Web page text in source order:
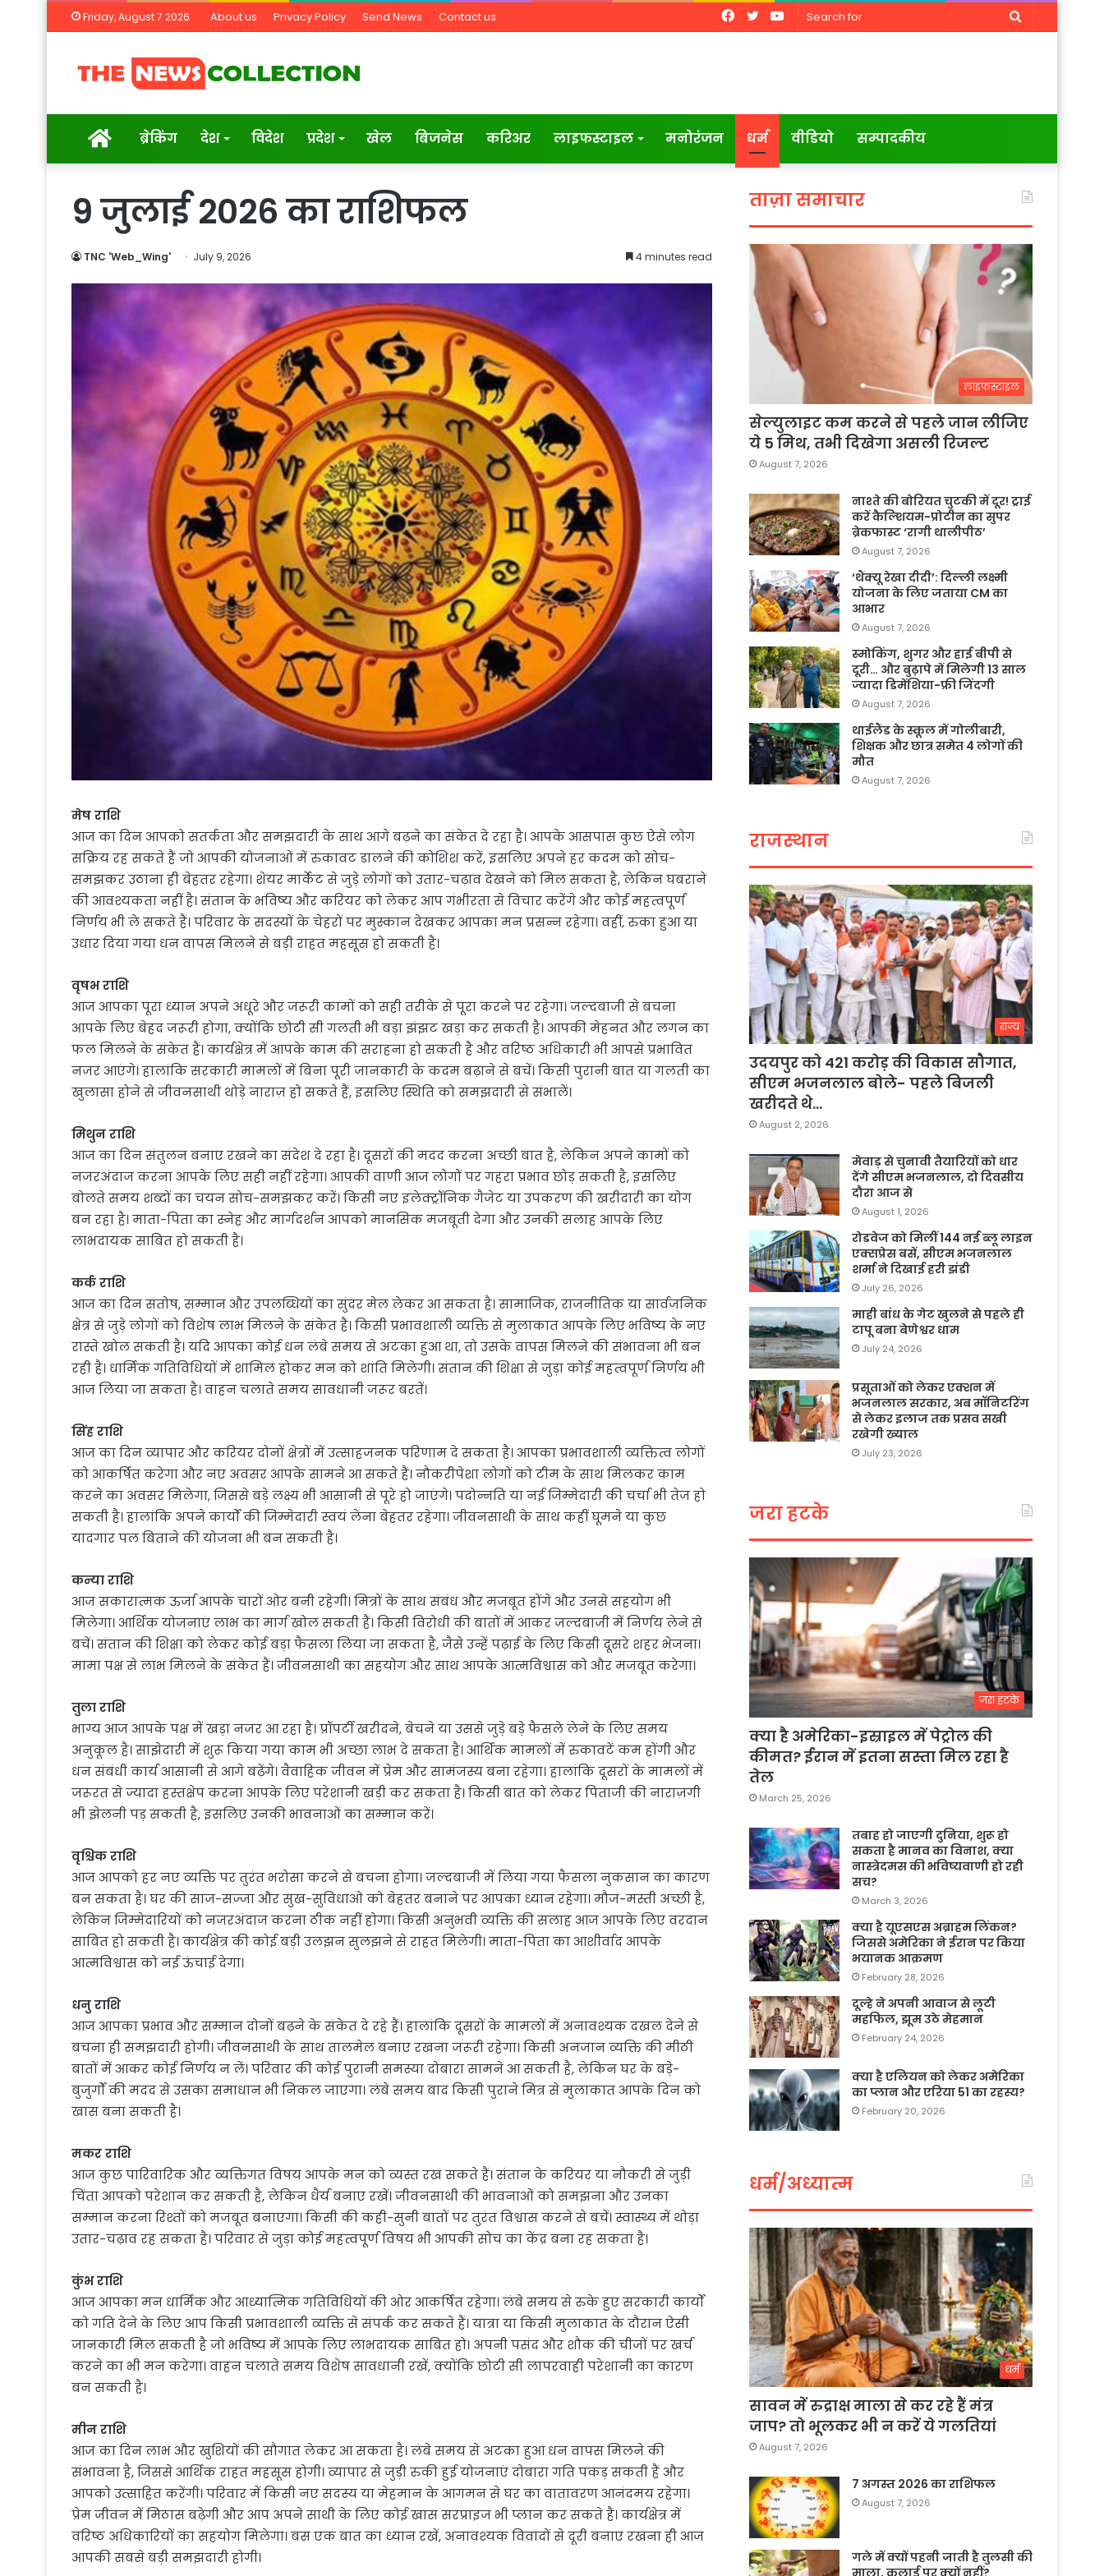
Friday, August 7 2026 About us Privacy Policy Send News Contact us
Search
YouTube
Twitter
Facebook
Homeब्रेकिंग देश विदेश प्रदेश खेल बिजनेस करिअर लाइफस्टाइल मनोरंजन धर्म वीडियो सम्पादकीय
9 जुलाई 2026 का राशिफल
TNC 'Web_Wing' July 9, 2026 4 minutes read
मेष राशि
आज का दिन आपको सतर्कता और समझदारी के साथ आगे बढ़ने का संकेत दे रहा है। आपके आसपास कुछ ऐसे लोग
सक्रिय रह सकते हैं जो आपकी योजनाओं में रुकावट डालने की कोशिश करें, इसलिए अपने हर कदम को सोच-
समझकर उठाना ही बेहतर रहेगा। शेयर मार्केट से जुड़े लोगों को उतार-चढ़ाव देखने को मिल सकता है, लेकिन घबराने
की आवश्यकता नहीं है। संतान के भविष्य और करियर को लेकर आप गंभीरता से विचार करेंगे और कोई महत्वपूर्ण
निर्णय भी ले सकते हैं। परिवार के सदस्यों के चेहरों पर मुस्कान देखकर आपका मन प्रसन्न रहेगा। वहीं, रुका हुआ या
उधार दिया गया धन वापस मिलने से बड़ी राहत महसूस हो सकती है।
वृषभ राशि
आज आपका पूरा ध्यान अपने अधूरे और जरूरी कामों को सही तरीके से पूरा करने पर रहेगा। जल्दबाजी से बचना
आपके लिए बेहद जरूरी होगा, क्योंकि छोटी सी गलती भी बड़ा झंझट खड़ा कर सकती है। आपकी मेहनत और लगन का
फल मिलने के संकेत हैं। कार्यक्षेत्र में आपके काम की सराहना हो सकती है और वरिष्ठ अधिकारी भी आपसे प्रभावित
नजर आएंगे। हालांकि सरकारी मामलों में बिना पूरी जानकारी के कदम बढ़ाने से बचें। किसी पुरानी बात या गलती का
खुलासा होने से जीवनसाथी थोड़े नाराज़ हो सकते हैं, इसलिए स्थिति को समझदारी से संभालें।
मिथुन राशि
आज का दिन संतुलन बनाए रखने का संदेश दे रहा है। दूसरों की मदद करना अच्छी बात है, लेकिन अपने कामों को
नजरअंदाज करना आपके लिए सही नहीं रहेगा। आपकी वाणी आज लोगों पर गहरा प्रभाव छोड़ सकती है, इसलिए
बोलते समय शब्दों का चयन सोच-समझकर करें। किसी नए इलेक्ट्रॉनिक गैजेट या उपकरण की खरीदारी का योग
बन रहा है। माता-पिता का स्नेह और मार्गदर्शन आपको मानसिक मजबूती देगा और उनकी सलाह आपके लिए
लाभदायक साबित हो सकती है।
कर्क राशि
आज का दिन संतोष, सम्मान और उपलब्धियों का सुंदर मेल लेकर आ सकता है। सामाजिक, राजनीतिक या सार्वजनिक
क्षेत्र से जुड़े लोगों को विशेष लाभ मिलने के संकेत हैं। किसी प्रभावशाली व्यक्ति से मुलाकात आपके लिए भविष्य के नए
रास्ते खोल सकती है। यदि आपका कोई धन लंबे समय से अटका हुआ था, तो उसके वापस मिलने की संभावना भी बन
रही है। धार्मिक गतिविधियों में शामिल होकर मन को शांति मिलेगी। संतान की शिक्षा से जुड़ा कोई महत्वपूर्ण निर्णय भी
आज लिया जा सकता है। वाहन चलाते समय सावधानी जरूर बरतें।
सिंह राशि
आज का दिन व्यापार और करियर दोनों क्षेत्रों में उत्साहजनक परिणाम दे सकता है। आपका प्रभावशाली व्यक्तित्व लोगों
को आकर्षित करेगा और नए अवसर आपके सामने आ सकते हैं। नौकरीपेशा लोगों को टीम के साथ मिलकर काम
करने का अवसर मिलेगा, जिससे बड़े लक्ष्य भी आसानी से पूरे हो जाएंगे। पदोन्नति या नई जिम्मेदारी की चर्चा भी तेज हो
सकती है। हालांकि अपने कार्यों की जिम्मेदारी स्वयं लेना बेहतर रहेगा। जीवनसाथी के साथ कहीं घूमने या कुछ
यादगार पल बिताने की योजना भी बन सकती है।
कन्या राशि
आज सकारात्मक ऊर्जा आपके चारों ओर बनी रहेगी। मित्रों के साथ संबंध और मजबूत होंगे और उनसे सहयोग भी
मिलेगा। आर्थिक योजनाएं लाभ का मार्ग खोल सकती हैं। किसी विरोधी की बातों में आकर जल्दबाजी में निर्णय लेने से
बचें। संतान की शिक्षा को लेकर कोई बड़ा फैसला लिया जा सकता है, जैसे उन्हें पढ़ाई के लिए किसी दूसरे शहर भेजना।
मामा पक्ष से लाभ मिलने के संकेत हैं। जीवनसाथी का सहयोग और साथ आपके आत्मविश्वास को और मजबूत करेगा।
तुला राशि
भाग्य आज आपके पक्ष में खड़ा नजर आ रहा है। प्रॉपर्टी खरीदने, बेचने या उससे जुड़े बड़े फैसले लेने के लिए समय
अनुकूल है। साझेदारी में शुरू किया गया काम भी अच्छा लाभ दे सकता है। आर्थिक मामलों में रुकावटें कम होंगी और
धन संबंधी कार्य आसानी से आगे बढ़ेंगे। वैवाहिक जीवन में प्रेम और सामंजस्य बना रहेगा। हालांकि दूसरों के मामलों में
जरूरत से ज्यादा हस्तक्षेप करना आपके लिए परेशानी खड़ी कर सकता है। किसी बात को लेकर पिताजी की नाराज़गी
भी झेलनी पड़ सकती है, इसलिए उनकी भावनाओं का सम्मान करें।
वृश्चिक राशि
आज आपको हर नए व्यक्ति पर तुरंत भरोसा करने से बचना होगा। जल्दबाजी में लिया गया फैसला नुकसान का कारण
बन सकता है। घर की साज-सज्जा और सुख-सुविधाओं को बेहतर बनाने पर आपका ध्यान रहेगा। मौज-मस्ती अच्छी है,
लेकिन जिम्मेदारियों को नजरअंदाज करना ठीक नहीं होगा। किसी अनुभवी व्यक्ति की सलाह आज आपके लिए वरदान
साबित हो सकती है। कार्यक्षेत्र की कोई बड़ी उलझन सुलझने से राहत मिलेगी। माता-पिता का आशीर्वाद आपके
आत्मविश्वास को नई ऊंचाई देगा।
धनु राशि
आज आपका प्रभाव और सम्मान दोनों बढ़ने के संकेत दे रहे हैं। हालांकि दूसरों के मामलों में अनावश्यक दखल देने से
बचना ही समझदारी होगी। जीवनसाथी के साथ तालमेल बनाए रखना जरूरी रहेगा। किसी अनजान व्यक्ति की मीठी
बातों में आकर कोई निर्णय न लें। परिवार की कोई पुरानी समस्या दोबारा सामने आ सकती है, लेकिन घर के बड़े-
बुजुर्गों की मदद से उसका समाधान भी निकल जाएगा। लंबे समय बाद किसी पुराने मित्र से मुलाकात आपके दिन को
खास बना सकती है।
मकर राशि
आज कुछ पारिवारिक और व्यक्तिगत विषय आपके मन को व्यस्त रख सकते हैं। संतान के करियर या नौकरी से जुड़ी
चिंता आपको परेशान कर सकती है, लेकिन धैर्य बनाए रखें। जीवनसाथी की भावनाओं को समझना और उनका
सम्मान करना रिश्तों को मजबूत बनाएगा। किसी की कही-सुनी बातों पर तुरंत विश्वास करने से बचें। स्वास्थ्य में थोड़ा
उतार-चढ़ाव रह सकता है। परिवार से जुड़ा कोई महत्वपूर्ण विषय भी आपकी सोच का केंद्र बना रह सकता है।
कुंभ राशि
आज आपका मन धार्मिक और आध्यात्मिक गतिविधियों की ओर आकर्षित रहेगा। लंबे समय से रुके हुए सरकारी कार्यों
को गति देने के लिए आप किसी प्रभावशाली व्यक्ति से संपर्क कर सकते हैं। यात्रा या किसी मुलाकात के दौरान ऐसी
जानकारी मिल सकती है जो भविष्य में आपके लिए लाभदायक साबित हो। अपनी पसंद और शौक की चीजों पर खर्च
करने का भी मन करेगा। वाहन चलाते समय विशेष सावधानी रखें, क्योंकि छोटी सी लापरवाही परेशानी का कारण
बन सकती है।
मीन राशि
आज का दिन लाभ और खुशियों की सौगात लेकर आ सकता है। लंबे समय से अटका हुआ धन वापस मिलने की
संभावना है, जिससे आर्थिक राहत महसूस होगी। व्यापार से जुड़ी रुकी हुई योजनाएं दोबारा गति पकड़ सकती हैं और
आपको उत्साहित करेंगी। परिवार में किसी नए सदस्य या मेहमान के आगमन से घर का वातावरण आनंदमय रहेगा।
प्रेम जीवन में मिठास बढ़ेगी और आप अपने साथी के लिए कोई खास सरप्राइज भी प्लान कर सकते हैं। कार्यक्षेत्र में
वरिष्ठ अधिकारियों का सहयोग मिलेगा। बस एक बात का ध्यान रखें, अनावश्यक विवादों से दूरी बनाए रखना ही आज
आपकी सबसे बड़ी समझदारी होगी।
ताज़ा समाचार
लाइफस्टाइल
सेल्युलाइट कम करने से पहले जान लीजिए
ये 5 मिथ, तभी दिखेगा असली रिजल्ट
August 7, 2026
नाश्ते की बोरियत चुटकी में दूर! ट्राई
करें कैल्शियम-प्रोटीन का सुपर
ब्रेकफास्ट ‘रागी थालीपीठ’
August 7, 2026
‘थैंक्यू रेखा दीदी’: दिल्ली लक्ष्मी
योजना के लिए जताया CM का
आभार
August 7, 2026
स्मोकिंग, शुगर और हाई बीपी से
दूरी… और बुढ़ापे में मिलेगी 13 साल
ज्यादा डिमेंशिया-फ्री जिंदगी
August 7, 2026
थाईलैंड के स्कूल में गोलीबारी,
शिक्षक और छात्र समेत 4 लोगों की
मौत
August 7, 2026
राजस्थान
राज्य
उदयपुर को 421 करोड़ की विकास सौगात,
सीएम भजनलाल बोले- पहले बिजली
खरीदते थे…
August 2, 2026
मेवाड़ से चुनावी तैयारियों को धार
देंगे सीएम भजनलाल, दो दिवसीय
दौरा आज से
August 1, 2026
रोडवेज को मिलीं 144 नई ब्लू लाइन
एक्सप्रेस बसें, सीएम भजनलाल
शर्मा ने दिखाई हरी झंडी
July 26, 2026
माही बांध के गेट खुलने से पहले ही
टापू बना बेणेश्वर धाम
July 24, 2026
प्रसूताओं को लेकर एक्शन में
भजनलाल सरकार, अब मॉनिटरिंग
से लेकर इलाज तक प्रसव सखी
रखेगी ख्याल
July 23, 2026
जरा हटके
जरा हटके
क्या है अमेरिका-इस्राइल में पेट्रोल की
कीमत? ईरान में इतना सस्ता मिल रहा है
तेल
March 25, 2026
तबाह हो जाएगी दुनिया, शुरू हो
सकता है मानव का विनाश, क्या
नास्त्रेदमस की भविष्यवाणी हो रही
सच?
March 3, 2026
क्या है यूएसएस अब्राहम लिंकन?
जिससे अमेरिका ने ईरान पर किया
भयानक आक्रमण
February 28, 2026
दूल्हे ने अपनी आवाज से लूटी
महफिल, झूम उठे मेहमान
February 24, 2026
क्या है एलियन को लेकर अमेरिका
का प्लान और एरिया 51 का रहस्य?
February 20, 2026
धर्म/अध्यात्म
धर्म
सावन में रुद्राक्ष माला से कर रहे हैं मंत्र
जाप? तो भूलकर भी न करें ये गलतियां
August 7, 2026
7 अगस्त 2026 का राशिफल
August 7, 2026
गले में क्यों पहनी जाती है तुलसी की